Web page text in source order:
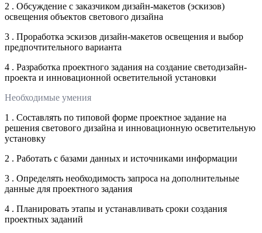
2 . Обсуждение с заказчиком дизайн-макетов (эскизов)
освещения объектов светового дизайна
3 . Проработка эскизов дизайн-макетов освещения и выбор
предпочтительного варианта
4 . Разработка проектного задания на создание светодизайн-
проекта и инновационной осветительной установки
Необходимые умения
1 . Составлять по типовой форме проектное задание на
решения светового дизайна и инновационную осветительную
установку
2 . Работать с базами данных и источниками информации
3 . Определять необходимость запроса на дополнительные
данные для проектного задания
4 . Планировать этапы и устанавливать сроки создания
проектных заданий